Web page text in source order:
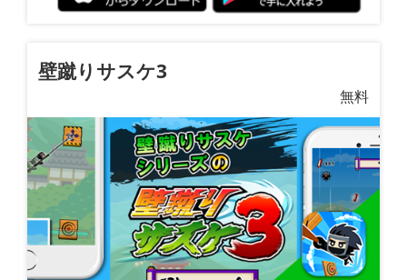
壁蹴りサスケ3
無料